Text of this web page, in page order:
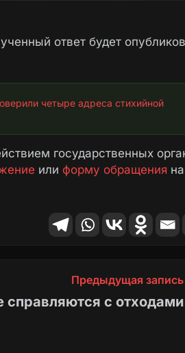
ответ будет
четыре адреса стихийной
государственных
или форму обращения на
Предыдущая запись
справляются с отходами